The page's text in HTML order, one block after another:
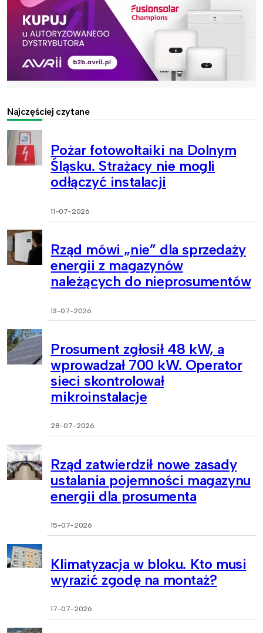
Najczęściej czytane
Pożar fotowoltaiki na Dolnym
Śląsku. Strażacy nie mogli
odłączyć instalacji
11-07-2026
Rząd mówi „nie” dla sprzedaży
energii z magazynów
należących do nieprosumentów
13-07-2026
Prosument zgłosił 48 kW, a
wprowadzał 700 kW. Operator
sieci skontrolował
mikroinstalacje
28-07-2026
Rząd zatwierdził nowe zasady
ustalania pojemności magazynu
energii dla prosumenta
15-07-2026
Klimatyzacja w bloku. Kto musi
wyrazić zgodę na montaż?
17-07-2026